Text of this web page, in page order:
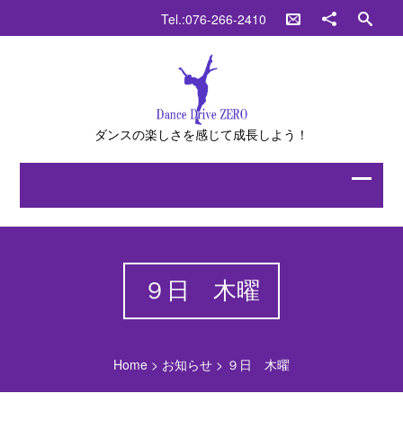
Tel.:076-266-2410
ダンスの楽しさを感じて成長しよう！
９日 木曜
Home> お知らせ> ９日 木曜